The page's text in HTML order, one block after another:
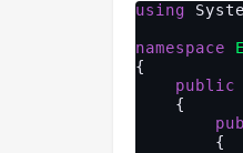
using
namespace
{
public
    {
{